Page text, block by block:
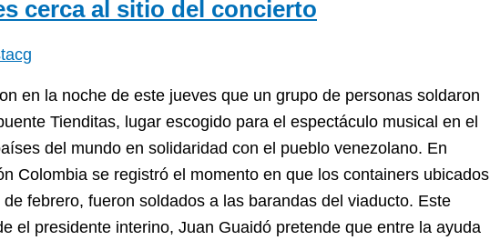
cerca al sitio del concierto
en la noche de este jueves que un grupo de personas soldaron
Tienditas, lugar escogido para el espectáculo musical en el
del mundo en solidaridad con el pueblo venezolano. En
Colombia se registró el momento en que los containers ubicados
febrero, fueron soldados a las barandas del viaducto. Este
el presidente interino, Juan Guaidó pretende que entre la ayuda